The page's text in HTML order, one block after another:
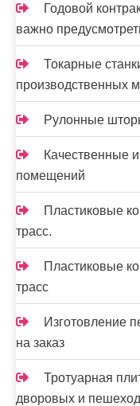
Годовой
важно
Токарные
производственных
Рулонные
Качественные
помещений
Пластиковые
трасс.
Пластиковые
трасс
Изготовление
на заказ
Тротуарная
дворовых и